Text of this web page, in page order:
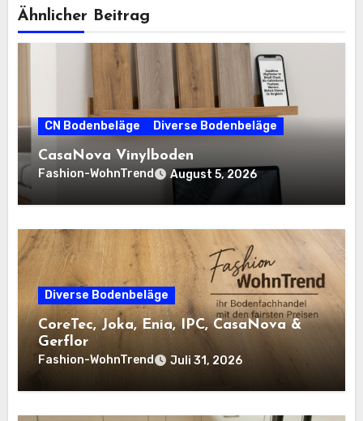
Ähnlicher Beitrag
CN Bodenbeläge Diverse Bodenbeläge
CasaNova Vinylboden
Fashion-WohnTrend August 5, 2026
Diverse Bodenbeläge
CoreTec, Joka, Enia, IPC, CasaNova &
Gerflor
Fashion-WohnTrend Juli 31, 2026